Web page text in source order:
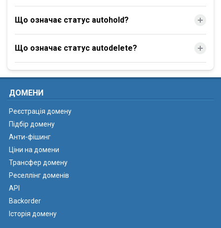
Що означає статус autohold?
Що означає статус autodelete?
ДОМЕНИ
Реєстрація домену
Підбір домену
Анти-фішинг
Ціни на домени
Трансфер домену
Реселлінг доменів
API
Backorder
Історія домену